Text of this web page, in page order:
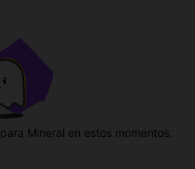
Mineral en estos momentos.